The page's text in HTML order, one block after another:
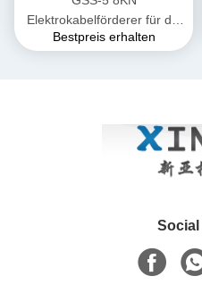
Elektrokabelförderer für die
unterirdische Verlegung von
Bestpreis erhalten
Social